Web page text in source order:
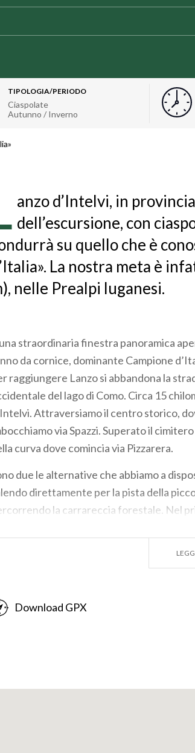
TIPOLOGIA/PERIODO
Ciaspolate
Autunno / Inverno
anzo d’Intelvi, in
dell’escursione, con
su quello che è
La nostra meta è
nelle Prealpi luganesi.
straordinaria finestra panoramica
da cornice, dominante Campione
raggiungere Lanzo si abbandona la
del lago di Como. Circa 15
Attraversiamo il centro storico,
via Spazzi. Superato il
curva dove comincia via Pizzarera.
due le alternative che abbiamo a
direttamente per la pista della
la carrareccia forestale. Nel
sede della scuola sci Val
Download GPX